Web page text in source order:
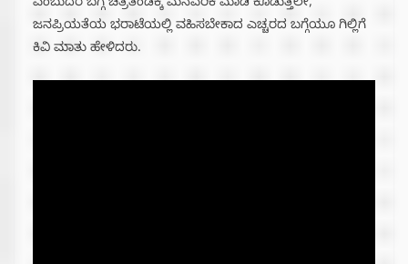
ಎಂಬುದರ ಬಗ್ಗೆ ಚಿತ್ರತಂಡಕ್ಕೆ ಮನವರಿಕೆ ಮಾಡಿ ಕೊಡುತ್ತಲೇ,
ಜನಪ್ರಿಯತೆಯ ಭರಾಟೆಯಲ್ಲಿ ವಹಿಸಬೇಕಾದ ಎಚ್ಚರದ ಬಗ್ಗೆಯೂ ಗಿಲ್ಲಿಗೆ
ಕಿವಿ ಮಾತು ಹೇಳಿದರು.